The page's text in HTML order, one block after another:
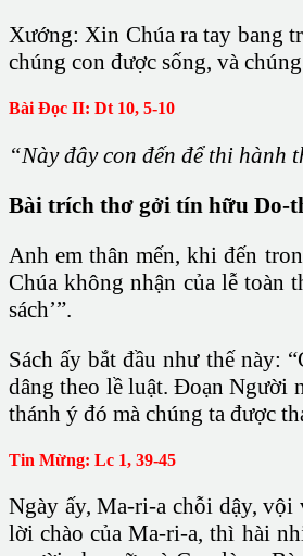
Xướng: Xin Chúa ra tay bang
chúng con được sống, và
Bài Ðọc II: Dt 10, 5-10
“Này đây con đến để thi hành
Bài trích thơ gởi tín hữu Do-
Anh em thân mến, khi đến
Chúa không nhận của lễ toàn
sách’”.
Sách ấy bắt đầu như thế này:
dâng theo lề luật. Ðoạn Người
thánh ý đó mà chúng ta được
Tin Mừng: Lc 1, 39-45
Ngày ấy, Ma-ri-a chỗi dậy, vội
lời chào của Ma-ri-a, thì hài